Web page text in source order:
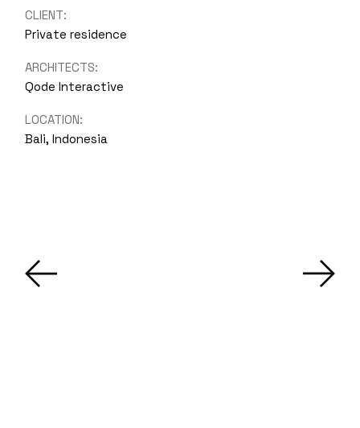
CLIENT:
Private residence
ARCHITECTS:
Qode Interactive
LOCATION:
Bali, Indonesia